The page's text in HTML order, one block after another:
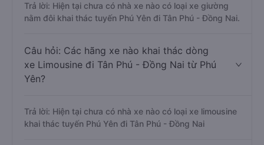
Trả lời: Hiện tại chưa có nhà xe nào có loại xe giường
nằm đôi khai thác tuyến Phú Yên đi Tân Phú - Đồng Nai.
Câu hỏi: Các hãng xe nào khai thác dòng
xe Limousine đi Tân Phú - Đồng Nai từ Phú
Yên?
Trả lời: Hiện tại chưa có nhà xe nào có loại xe limousine
khai thác tuyến Phú Yên đi Tân Phú - Đồng Nai